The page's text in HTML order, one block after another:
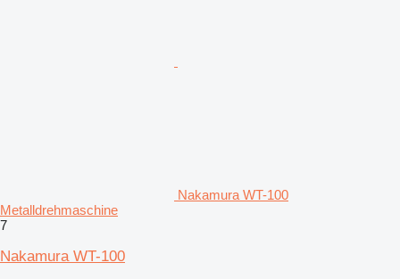
Nakamura WT-100
Metalldrehmaschine
7
Nakamura WT-100